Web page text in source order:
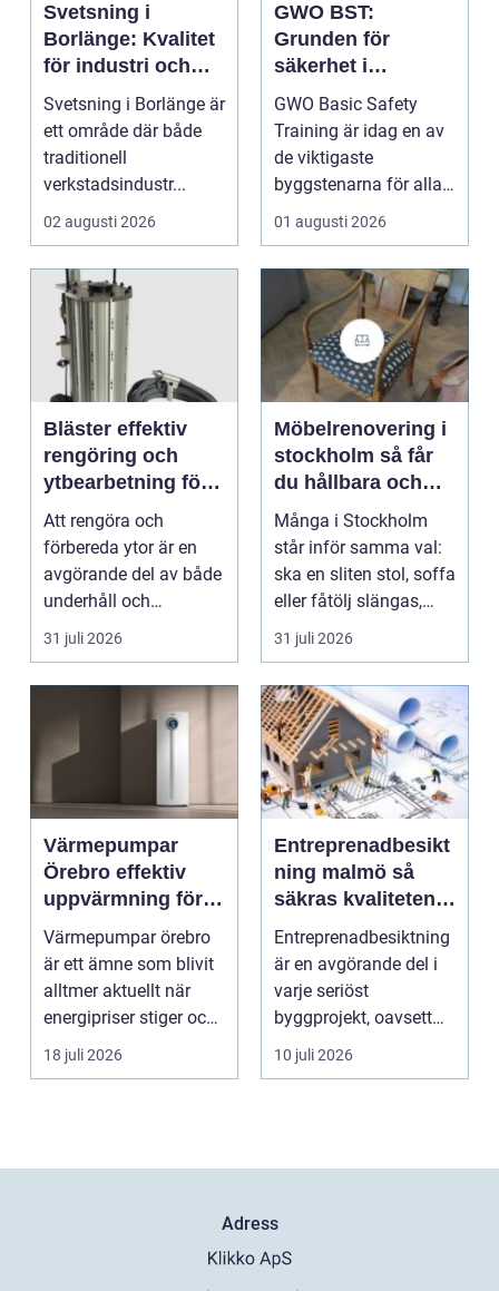
Svetsning i
Borlänge: Kvalitet
för industri och
konstruktion
Svetsning i Borlänge är
ett område där både
traditionell
verkstadsindustr...
02 augusti 2026
GWO BST:
Grunden för
säkerhet i
vindkraftsbransch
en
GWO Basic Safety
Training är idag en av
de viktigaste
byggstenarna för alla
som vill arbet...
01 augusti 2026
Bläster effektiv
rengöring och
ytbearbetning för
proffs och
hantverkare
Att rengöra och
förbereda ytor är en
avgörande del av både
underhåll och
renovering. Färg, rost,
smu...
31 juli 2026
Möbelrenovering i
stockholm så får
du hållbara och
vackra möbler
Många i Stockholm
står inför samma val:
ska en sliten stol, soffa
eller fåtölj slängas,
säljas billi...
31 juli 2026
Värmepumpar
Örebro effektiv
uppvärmning för
hus och
fastigheter
Värmepumpar örebro
är ett ämne som blivit
alltmer aktuellt när
energipriser stiger och
fler vill sän...
18 juli 2026
Entreprenadbesikt
ning malmö så
säkras kvaliteten i
byggprojekt
Entreprenadbesiktning
är en avgörande del i
varje seriöst
byggprojekt, oavsett
om det handlar om en
10 juli 2026
Adress